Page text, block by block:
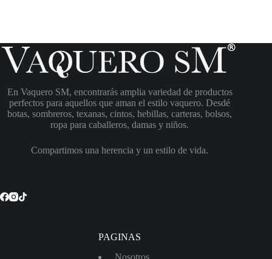
En Vaquero SM, encontrarás amplia variedad de productos
perfectos para aquellos que aman el estilo vaquero. Desdé
botas, sombreros, texanas, cintos, hebillas, carteras, bolsos,
ropa para caballeros, damas y niños.
Compartimos una herencia y un estilo de vida.
PAGINAS
Nosotros